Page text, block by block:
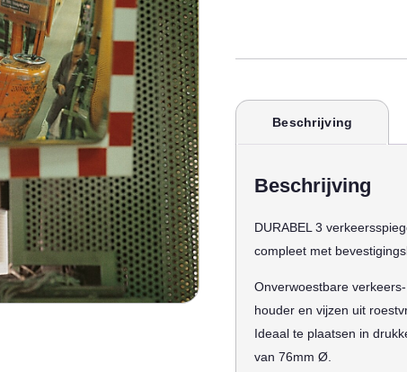
Beschrijving
Beschrijving
DURABEL 3
compleet met
Onverwoestbare
houder en vijzen uit
Ideaal te plaatsen in
van 76mm Ø.